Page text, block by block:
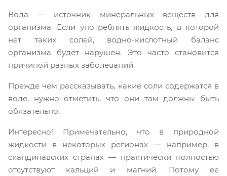
Вода — источник минеральных веществ для
организма. Если употреблять жидкость, в которой
нет таких солей, водно-кислотный баланс
организма будет нарушен. Это часто становится
причиной разных заболеваний.
Прежде чем рассказывать, какие соли содержатся в
воде, нужно отметить, что они там должны быть
обязательно.
Интересно! Примечательно, что в природной
жидкости в некоторых регионах — например, в
скандинавских странах — практически полностью
отсутствуют кальций и магний. Потому ее